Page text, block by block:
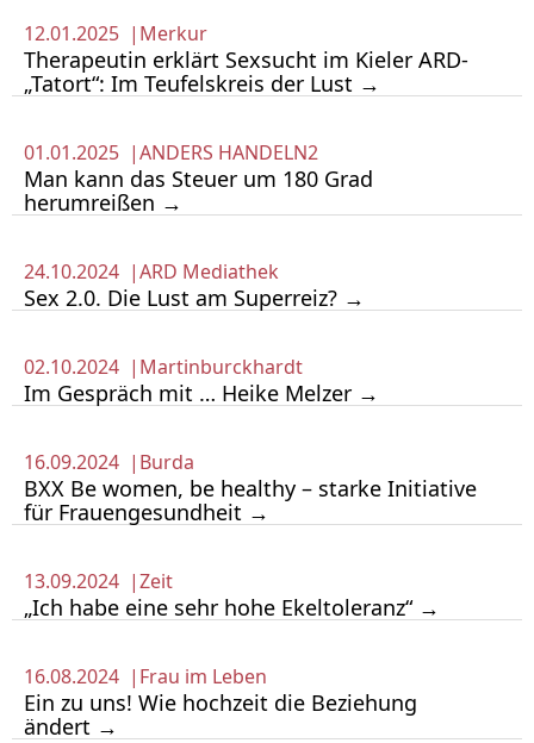
12.01.2025 | Merkur
Therapeutin erklärt Sexsucht im Kieler ARD-
„Tatort“: Im Teufelskreis der Lust →
01.01.2025 |ANDERS HANDELN2
Man kann das Steuer um 180 Grad
herumreißen →
24.10.2024 |ARD Mediathek
Sex 2.0. Die Lust am Superreiz? →
02.10.2024 | Martinburckhardt
Im Gespräch mit … Heike Melzer →
16.09.2024 | Burda
BXX Be women, be healthy – starke Initiative
für Frauengesundheit →
13.09.2024 |Zeit
„Ich habe eine sehr hohe Ekeltoleranz“ →
16.08.2024 | Frau im Leben
Ein zu uns! Wie hochzeit die Beziehung
ändert →